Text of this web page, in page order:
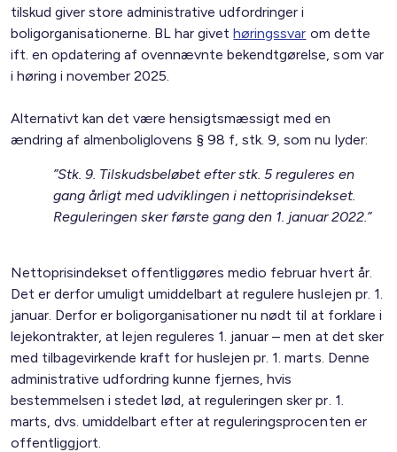
tilskud giver store administrative udfordringer i
boligorganisationerne. BL har givethøringssvar om dette
ift. en opdatering af ovennævnte bekendtgørelse, som var
i høring i november 2025.
Alternativt kan det være hensigtsmæssigt med en
ændring af almenboliglovens § 98 f, stk. 9, som nu lyder:
”Stk. 9. Tilskudsbeløbet efter stk. 5 reguleres en
gang årligt med udviklingen i nettoprisindekset.
Reguleringen sker første gang den 1. januar 2022.”
Nettoprisindekset offentliggøres medio februar hvert år.
Det er derfor umuligt umiddelbart at regulere huslejen pr. 1.
januar. Derfor er boligorganisationer nu nødt til at forklare i
lejekontrakter, at lejen reguleres 1. januar – men at det sker
med tilbagevirkende kraft for huslejen pr. 1. marts. Denne
administrative udfordring kunne fjernes, hvis
bestemmelsen i stedet lød, at reguleringen sker pr. 1.
marts, dvs. umiddelbart efter at reguleringsprocenten er
offentliggjort.